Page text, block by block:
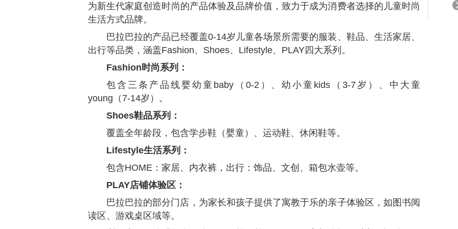
为新生代家庭创造时尚的产品体验及品牌价值，致力于成为消费者选择的儿童时尚
生活方式品牌。
巴拉巴拉的产品已经覆盖0-14岁儿童各场景所需要的服装、鞋品、生活家居、
出行等品类，涵盖Fashion、Shoes、Lifestyle、PLAY四大系列。
Fashion时尚系列：
包含三条产品线婴幼童baby（0-2）、幼小童kids（3-7岁）、中大童
young（7-14岁）。
Shoes鞋品系列：
覆盖全年龄段，包含学步鞋（婴童）、运动鞋、休闲鞋等。
Lifestyle生活系列：
包含HOME：家居、内衣裤，出行：饰品、文创、箱包水壶等。
PLAY店铺体验区：
巴拉巴拉的部分门店，为家长和孩子提供了寓教于乐的亲子体验区，如图书阅
读区、游戏桌区域等。